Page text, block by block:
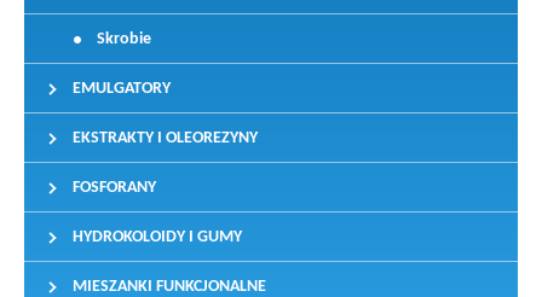
Skrobie
EMULGATORY
EKSTRAKTY I OLEOREZYNY
FOSFORANY
HYDROKOLOIDY I GUMY
MIESZANKI FUNKCJONALNE